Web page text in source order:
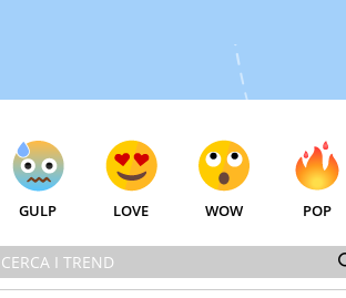
GULP LOVE WOW POP